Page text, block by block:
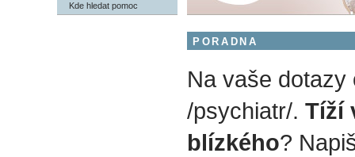
Kde hledat pomoc
PORADNA
Na vaše dotazy
/psychiatr/. Tíží
blízkého?